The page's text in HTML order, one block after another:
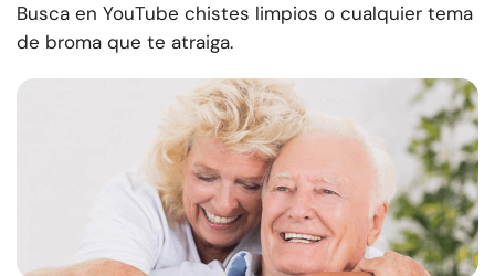
Busca en YouTube chistes limpios o cualquier tema
de broma que te atraiga.